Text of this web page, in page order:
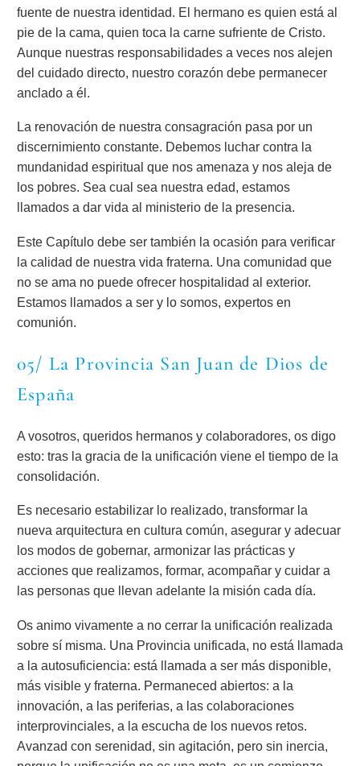
fuente de nuestra identidad. El hermano es quien está al
pie de la cama, quien toca la carne sufriente de Cristo.
Aunque nuestras responsabilidades a veces nos alejen
del cuidado directo, nuestro corazón debe permanecer
anclado a él.
La renovación de nuestra consagración pasa por un
discernimiento constante. Debemos luchar contra la
mundanidad espiritual que nos amenaza y nos aleja de
los pobres. Sea cual sea nuestra edad, estamos
llamados a dar vida al ministerio de la presencia.
Este Capítulo debe ser también la ocasión para verificar
la calidad de nuestra vida fraterna. Una comunidad que
no se ama no puede ofrecer hospitalidad al exterior.
Estamos llamados a ser y lo somos, expertos en
comunión.
05/ La Provincia San Juan de Dios de
España
A vosotros, queridos hermanos y colaboradores, os digo
esto: tras la gracia de la unificación viene el tiempo de la
consolidación.
Es necesario estabilizar lo realizado, transformar la
nueva arquitectura en cultura común, asegurar y adecuar
los modos de gobernar, armonizar las prácticas y
acciones que realizamos, formar, acompañar y cuidar a
las personas que llevan adelante la misión cada día.
Os animo vivamente a no cerrar la unificación realizada
sobre sí misma. Una Provincia unificada, no está llamada
a la autosuficiencia: está llamada a ser más disponible,
más visible y fraterna. Permaneced abiertos: a la
innovación, a las periferias, a las colaboraciones
interprovinciales, a la escucha de los nuevos retos.
Avanzad con serenidad, sin agitación, pero sin inercia,